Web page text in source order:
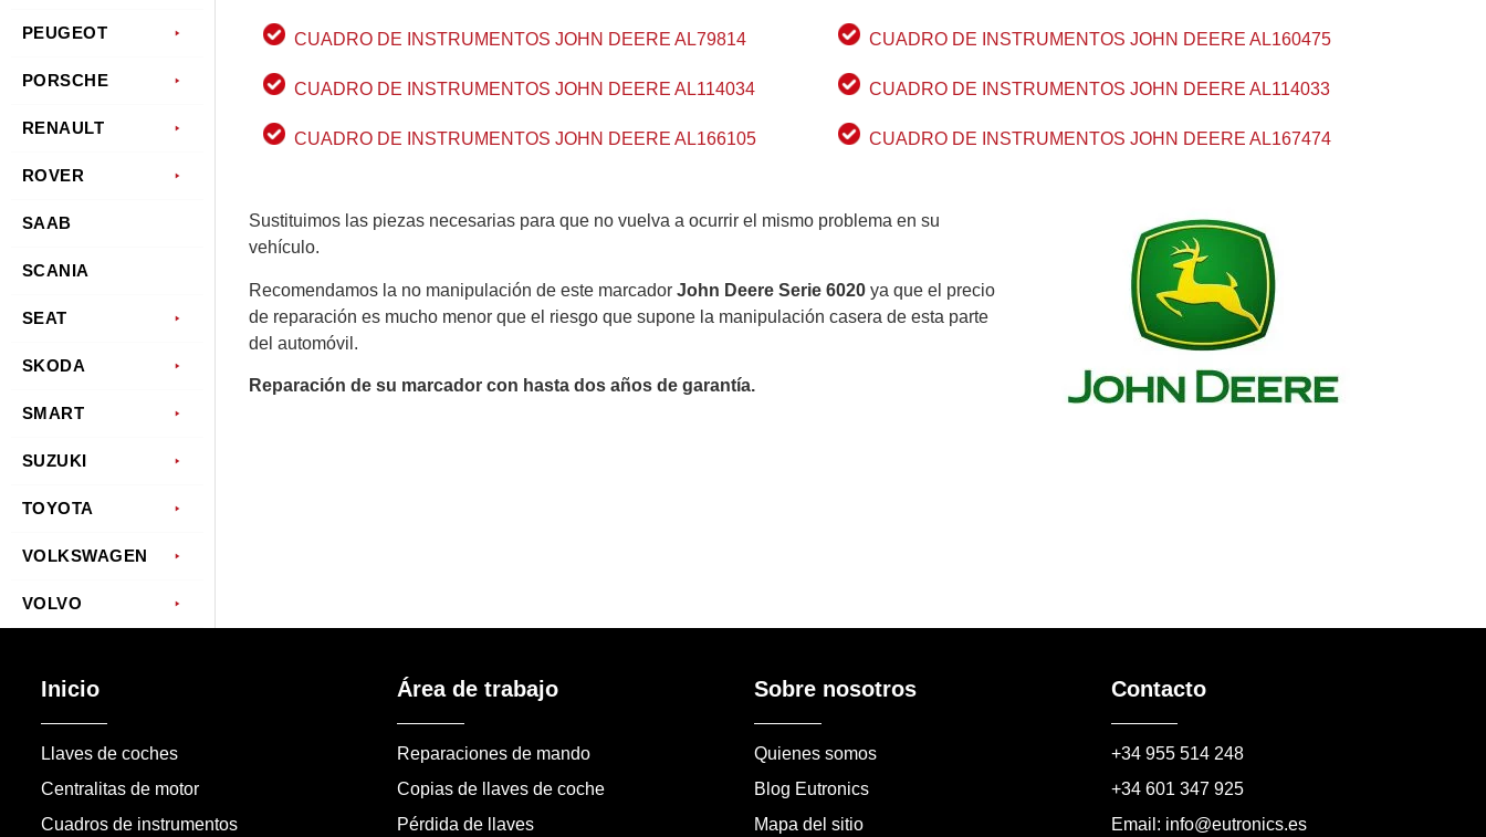
PEUGEOT
PORSCHE
RENAULT
ROVER
SAAB
SCANIA
SEAT
SKODA
SMART
SUZUKI
TOYOTA
VOLKSWAGEN
VOLVO
CUADRO DE INSTRUMENTOS JOHN DEERE AL79814 CUADRO DE INSTRUMENTOS JOHN DEERE AL160475
CUADRO DE INSTRUMENTOS JOHN DEERE AL114034 CUADRO DE INSTRUMENTOS JOHN DEERE AL114033
CUADRO DE INSTRUMENTOS JOHN DEERE AL166105 CUADRO DE INSTRUMENTOS JOHN DEERE AL167474
Sustituimos las piezas necesarias para que no vuelva a ocurrir el mismo problema en su
vehículo.
Recomendamos la no manipulación de este marcador John Deere Serie 6020 ya que el precio
de reparación es mucho menor que el riesgo que supone la manipulación casera de esta parte
del automóvil.
Reparación de su marcador con hasta dos años de garantía.
Inicio
Llaves de coches
Centralitas de motor
Cuadros de instrumentos
Área de trabajo
Reparaciones de mando
Copias de llaves de coche
Pérdida de llaves
Sobre nosotros
Quienes somos
Blog Eutronics
Mapa del sitio
Contacto
+34 955 514 248
+34 601 347 925
Email: info@eutronics.es